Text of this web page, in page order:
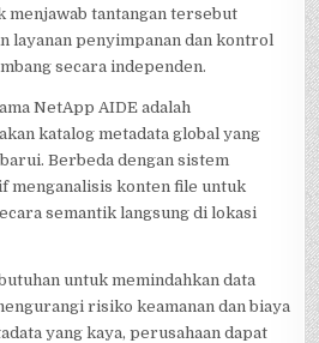
menjawab tantangan tersebut
layanan penyimpanan dan kontrol
secara independen.
NetApp AIDE adalah
katalog metadata global yang
Berbeda dengan sistem
menganalisis konten file untuk
semantik langsung di lokasi
untuk memindahkan data
risiko keamanan dan biaya
yang kaya, perusahaan dapat